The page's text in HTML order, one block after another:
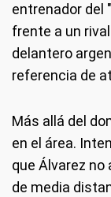
entrenador del
frente a un
delantero
referencia de
Más allá del
en el área.
que Álvarez no
de media